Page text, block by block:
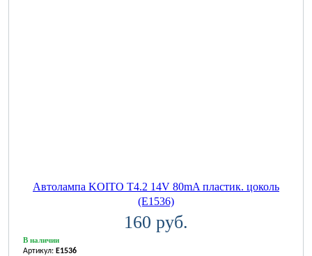
Автолампа KOITO T4.2 14V 80mA пластик. цоколь
(E1536)
160 руб.
В наличии
Артикул: E1536